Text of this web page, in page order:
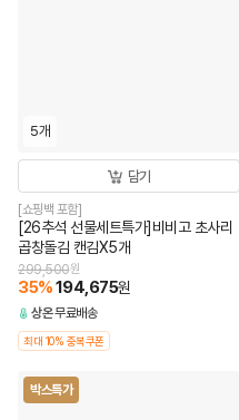
5개
담기
[쇼핑백 포함]
[26추석 선물세트특가]비비고 초사리
곱창돌김 캔김X5개
299,500원
35%194,675원
상온무료배송
최대 10% 중복쿠폰
박스특가